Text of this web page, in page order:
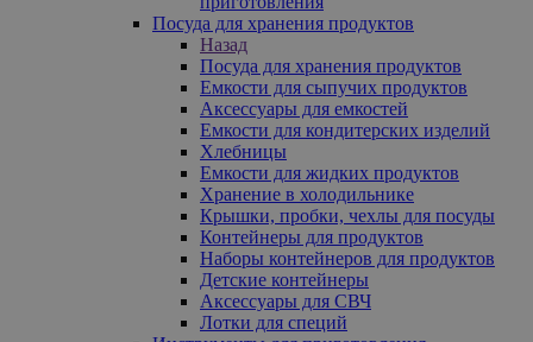
Посуда для хранения продуктов
Назад
Посуда для хранения продуктов
Емкости для сыпучих продуктов
Аксессуары для емкостей
Емкости для кондитерских изделий
Хлебницы
Емкости для жидких продуктов
Хранение в холодильнике
Крышки, пробки, чехлы для посуды
Контейнеры для продуктов
Наборы контейнеров для продуктов
Детские контейнеры
Аксессуары для СВЧ
Лотки для специй